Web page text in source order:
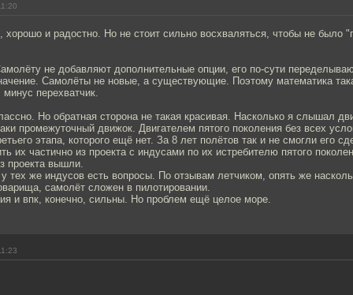
хорошо и радостно. Но не стоит сильно восхваляться, чтобы не было
не добавляют дополнительные опции, его по-сути
Самолёты не новые, а существующие. Поэтому математика
перехватчик.
Но обратная сторона не такая красивая. Насколько я слышал
промежуточный движок. Двигателем пятого поколения без всех
этапа, которого ещё нет. За 8 лет полётов так и не смогли его
их частично из проекта с индусами по их истребителю пятого
проекта вышли.
у тех же индусов есть вопросы. По отзывам летчиком, опять же
самолёт сложен в пилотировании.
и впк, конечно, сильны. Но проблем ещё целое море.